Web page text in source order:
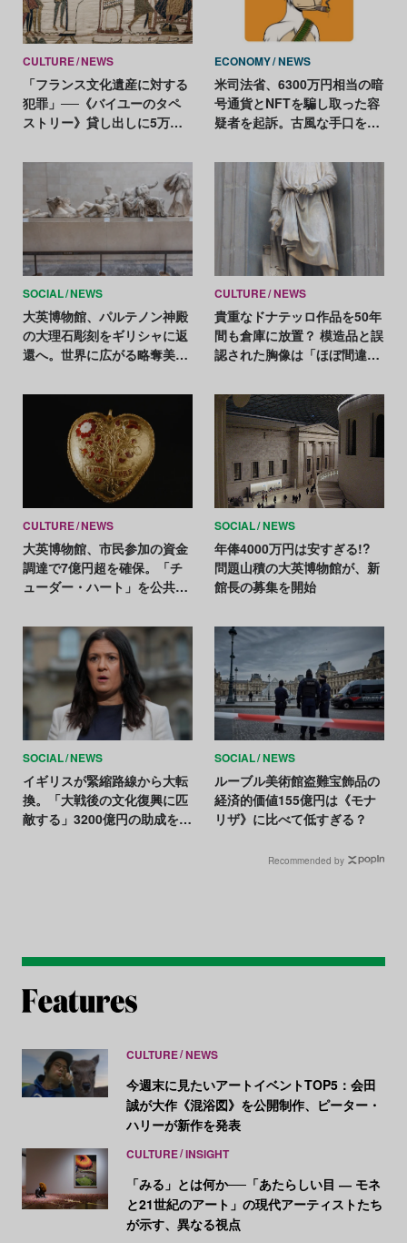
CULTURE NEWS
「フランス文化遺産に対する
犯罪」──《バイユーのタペ
ストリー》貸し出しに5万人
ECONOMY NEWS
米司法省、6300万円相当の暗
号通貨とNFTを騙し取った容
疑者を起訴。古風な手口を使
SOCIAL NEWS
大英博物館、パルテノン神殿
の大理石彫刻をギリシャに返
還へ。世界に広がる略奪美術
CULTURE NEWS
貴重なドナテッロ作品を50年
間も倉庫に放置？ 模造品と誤
認された胸像は「ほぼ間違い
CULTURE NEWS
大英博物館、市民参加の資金
調達で7億円超を確保。「チ
ューダー・ハート」を公共コ
SOCIAL NEWS
年俸4000万円は安すぎる!?
問題山積の大英博物館が、新
館長の募集を開始
SOCIAL NEWS
イギリスが緊縮路線から大転
換。「大戦後の文化復興に匹
敵する」3200億円の助成を発
SOCIAL NEWS
ルーブル美術館盗難宝飾品の
経済的価値155億円は《モナ
リザ》に比べて低すぎる？
Recommended by
CULTURE NEWS
今週末に見たいアートイベントTOP5：会田
誠が大作《混浴図》を公開制作、ピーター・
ハリーが新作を発表
CULTURE INSIGHT
「みる」とは何か──「あたらしい目 ― モネ
と21世紀のアート」の現代アーティストたち
が示す、異なる視点